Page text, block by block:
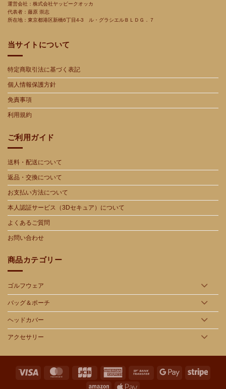
運営会社：株式会社ヤッピークオッカ
代表者：藤原 崇志
所在地：東京都港区新橋6丁目4-3 ル・グラシエルＢＬＤＧ．７
当サイトについて
特定商取引法に基づく表記
個人情報保護方針
免責事項
利用規約
ご利用ガイド
送料・配送について
返品・交換について
お支払い方法について
本人認証サービス（3Dセキュア）について
よくあるご質問
お問い合わせ
商品カテゴリー
ゴルフウェア
バッグ＆ポーチ
ヘッドカバー
アクセサリー
MasterCard JCB
American
Bank
Google
Stripe
Amazon Apple